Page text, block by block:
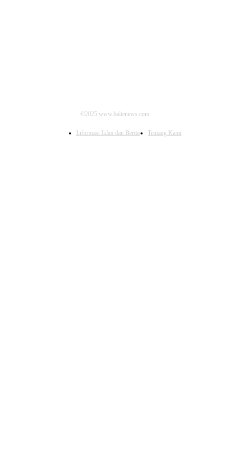
©2025 www.balienews.com
Informasi Iklan dan Berita Tentang Kami